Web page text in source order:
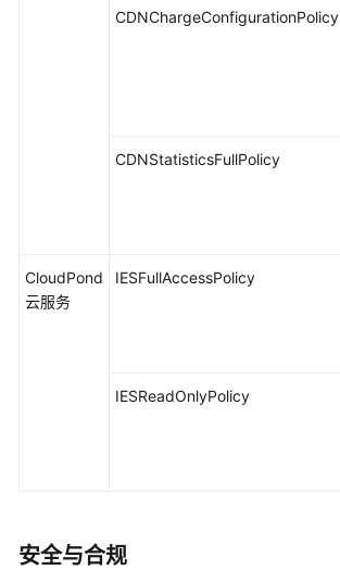
CDNChargeConfigurationPolicy
CDNStatisticsFullPolicy
CloudPond
云服务
IESFullAccessPolicy
IESReadOnlyPolicy
安全与合规